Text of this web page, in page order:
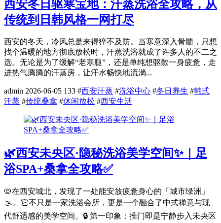
西安冬日驱寒宝地：汗蒸洗浴全攻略，从
传统到日韩风格一网打尽
西安的冬天，冷风总是来得猝不及防。当寒意深入骨髓，只想
找个温暖的地方彻底放松时，汗蒸洗浴就成了许多人的不二之
选。无论是为了缓解“老寒腿”，还是单纯想驱散一身疲惫，走
进热气腾腾的汗蒸房，让汗水畅快地流淌...
admin 2026-06-05 133 #西安汗蒸 #洗浴中心 #冬日养生 #韩式
汗蒸 #传统桑拿 #休闲放松 #西安生活
🌿西安未央区·隐秘洗浴美学空间✨｜足
浴SPA+桑拿全攻略✅
📛在西安城北，发现了一处能安放疲惫身心的「城市绿洲」
🌫️。它不只是一家洗浴会所，更是一个融合了中式禅意与现
代舒适感的美学空间。🔒 第一印象：推门即是宁静步入未央区